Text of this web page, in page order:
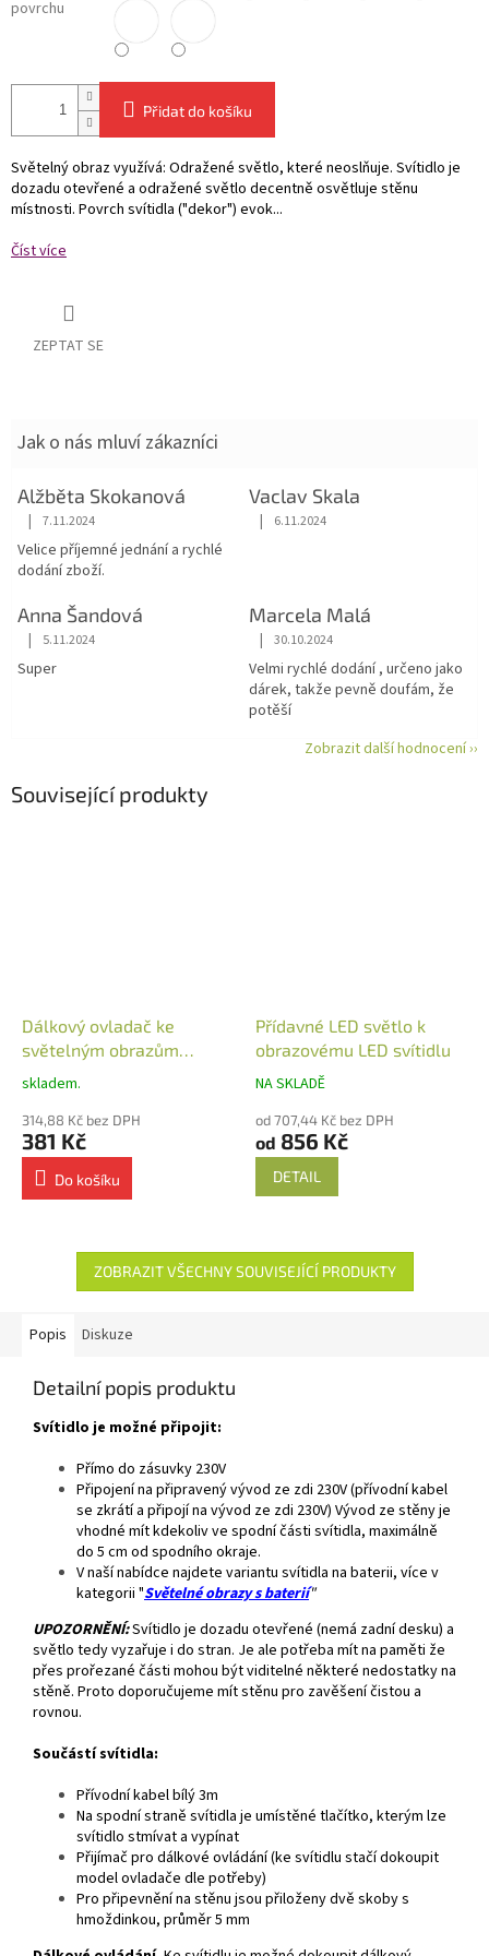
povrchu
Přidat do košíku
Světelný obraz využívá: Odražené světlo, které neoslňuje. Svítidlo je
dozadu otevřené a odražené světlo decentně osvětluje stěnu
místnosti. Povrch svítidla ("dekor") evok...
Číst více
ZEPTAT SE
Jak o nás mluví zákazníci
Alžběta Skokanová
Hodnocení obchodu je 5 z 5 hvězdiček.
| 7.11.2024
Velice příjemné jednání a rychlé
dodání zboží.
Vaclav Skala
Hodnocení obchodu je 5 z 5
| 6.11.2024
Anna Šandová
Hodnocení obchodu je 5 z 5 hvězdiček.
| 5.11.2024
Super
Marcela Malá
Hodnocení obchodu je 5 z 5
| 30.10.2024
Velmi rychlé dodání , určeno jako
dárek, takže pevně doufám, že
potěší
Zobrazit další hodnocení ››
Související produkty
Dálkový ovladač ke
světelným obrazům
nástěnný
skladem.
314,88 Kč bez DPH
381 Kč
Do košíku
Přídavné LED světlo k
obrazovému LED svítidlu
NA SKLADĚ
od 707,44 Kč bez DPH
od 856 Kč
DETAIL
ZOBRAZIT VŠECHNY SOUVISEJÍCÍ PRODUKTY
Popis Diskuze
Detailní popis produktu
Svítidlo je možné připojit:
Přímo do zásuvky 230V
Připojení na připravený vývod ze zdi 230V (přívodní kabel
se zkrátí a připojí na vývod ze zdi 230V) Vývod ze stěny je
vhodné mít kdekoliv ve spodní části svítidla, maximálně
do 5 cm od spodního okraje.
V naší nabídce najdete variantu svítidla na baterii, více v
kategorii "Světelné obrazy s baterií"
UPOZORNĚNÍ:Svítidlo je dozadu otevřené (nemá zadní desku) a
světlo tedy vyzařuje i do stran. Je ale potřeba mít na paměti že
přes prořezané části mohou být viditelné některé nedostatky na
stěně. Proto doporučujeme mít stěnu pro zavěšení čistou a
rovnou.
Součástí svítidla:
Přívodní kabel bílý 3m
Na spodní straně svítidla je umístěné tlačítko, kterým lze
svítidlo stmívat a vypínat
Přijímač pro dálkové ovládání (ke svítidlu stačí dokoupit
model ovladače dle potřeby)
Pro připevnění na stěnu jsou přiloženy dvě skoby s
hmoždinkou, průměr 5 mm